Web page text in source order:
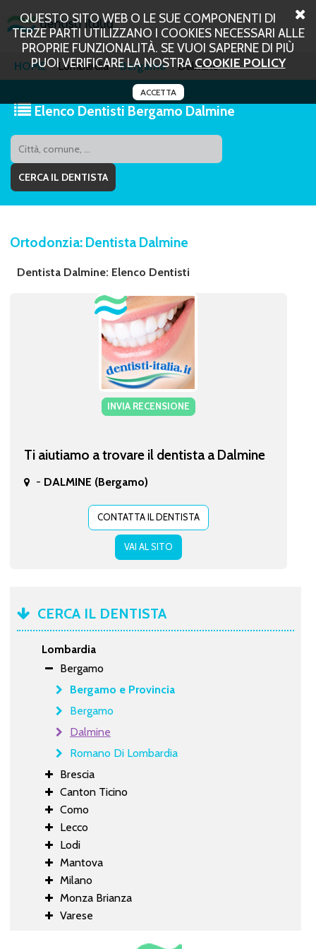
QUESTO SITO WEB O LE SUE COMPONENTI DI
TERZE PARTI UTILIZZANO I COOKIES NECESSARI ALLE
PROPRIE FUNZIONALITÀ. SE VUOI SAPERNE DI PIÙ
PUOI VERIFICARE LA NOSTRACOOKIE POLICY
ACCETTA
HOME Lombardia Bergamo Dalmine
Elenco Dentisti Bergamo Dalmine
Ortodonzia: Dentista Dalmine
Dentista Dalmine: Elenco Dentisti
INVIA RECENSIONE
Ti aiutiamo a trovare il dentista a Dalmine
- DALMINE (Bergamo)
CONTATTA IL DENTISTA
VAI AL SITO
CERCA IL DENTISTA
Lombardia
Bergamo
Bergamo e Provincia
Bergamo
Dalmine
Romano Di Lombardia
Brescia
Canton Ticino
Como
Lecco
Lodi
Mantova
Milano
Monza Brianza
Varese